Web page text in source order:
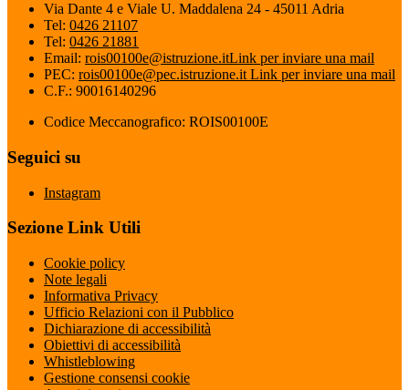
Via Dante 4 e Viale U. Maddalena 24 - 45011 Adria
Tel: 0426 21107
Tel: 0426 21881
Email: rois00100e@istruzione.itLink per inviare una mail
PEC: rois00100e@pec.istruzione.it Link per inviare una mail
C.F.: 90016140296
Codice Meccanografico: ROIS00100E
Seguici su
Instagram
Sezione Link Utili
Cookie policy
Note legali
Informativa Privacy
Ufficio Relazioni con il Pubblico
Dichiarazione di accessibilità
Obiettivi di accessibilità
Whistleblowing
Gestione consensi cookie